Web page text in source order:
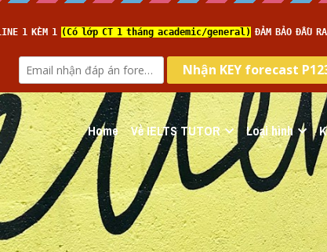
Home Về IELTS TUTOR Loại hình